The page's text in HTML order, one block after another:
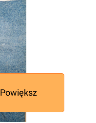
Powiększ